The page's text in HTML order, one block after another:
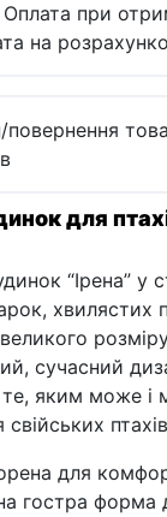
Оплата при
на
повернення
для
“Ірена” у
хвилястих
сучасний
яким може і
свійських
для
гостра форма